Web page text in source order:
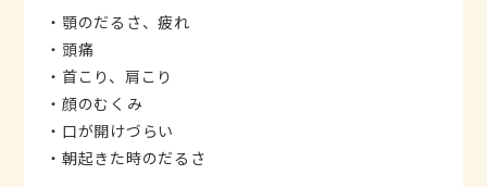
・顎のだるさ、疲れ
・頭痛
・首こり、肩こり
・顔のむくみ
・口が開けづらい
・朝起きた時のだるさ